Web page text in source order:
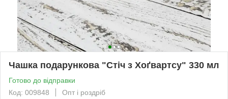
Чашка подарункова "Стіч з Хоґвартсу" 330 мл
Готово до відправки
Код: 009848
Опт і роздріб